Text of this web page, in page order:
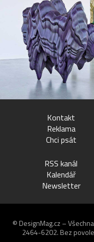
Kontakt
Reklama
Chci psát
RSS kanál
Kalendář
Newsletter
© DesignMag.cz –
2464-6202. Bez